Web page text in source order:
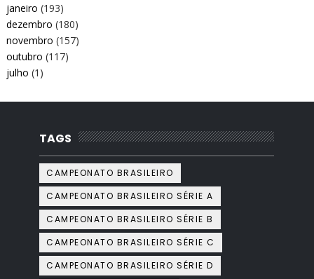
janeiro (193)
dezembro (180)
novembro (157)
outubro (117)
julho (1)
TAGS
CAMPEONATO BRASILEIRO
CAMPEONATO BRASILEIRO SÉRIE A
CAMPEONATO BRASILEIRO SÉRIE B
CAMPEONATO BRASILEIRO SÉRIE C
CAMPEONATO BRASILEIRO SÉRIE D